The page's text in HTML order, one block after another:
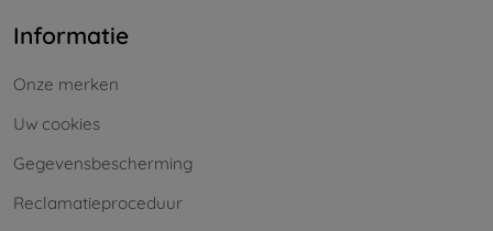
Informatie
Onze merken
Uw cookies
Gegevensbescherming
Reclamatieproceduur